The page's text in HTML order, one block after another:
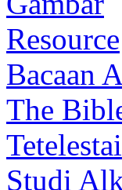
Resource
Bacaan
The
Tetelestai
Studi